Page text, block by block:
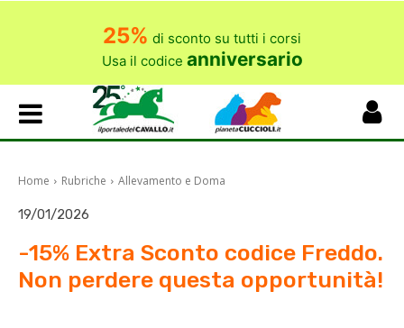
25% di sconto su tutti i corsi
Usa il codice anniversario
Home Rubriche Allevamento e Doma
19/01/2026
-15% Extra Sconto codice Freddo.
Non perdere questa opportunità!